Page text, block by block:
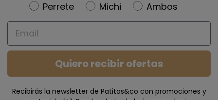
Newsletter
Perrete Michi
Ambos
Email
Quiero recibir ofertas
Recibirás la newsletter de Patitas&co con promociones y